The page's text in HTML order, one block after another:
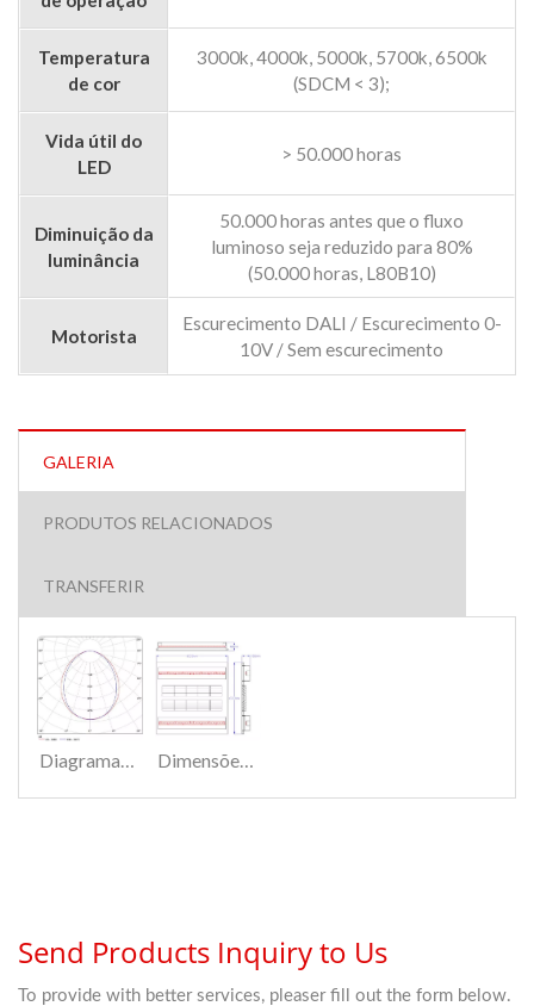
Temperatura
de cor
3000k, 4000k, 5000k, 5700k, 6500k
(SDCM < 3);
Vida útil do
LED
> 50.000 horas
Diminuição da
luminância
50.000 horas antes que o fluxo
luminoso seja reduzido para 80%
(50.000 horas, L80B10)
Motorista
Escurecimento DALI / Escurecimento 0-
10V / Sem escurecimento
GALERIA
PRODUTOS RELACIONADOS
TRANSFERIR